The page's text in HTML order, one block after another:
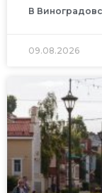
В
09.08.2026